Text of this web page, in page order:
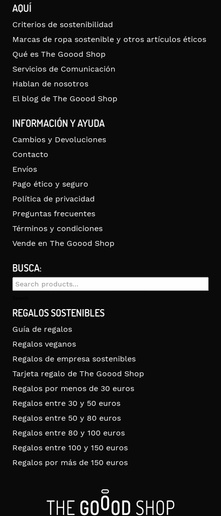
AQUÍ
Criterios de sostenibilidad
Marcas de ropa sostenible y otros artículos éticos
Qué es The Goood Shop
Servicios de Comunicación
Hablan de nosotros
El blog de The Goood Shop
INFORMACIÓN Y AYUDA
Cambios y Devoluciones
Contacto
Envíos
Pago ético y seguro
Política de privacidad
Preguntas frecuentes
Términos y condiciones
Vende en The Goood Shop
BUSCA:
Search
REGALOS SOSTENIBLES
Guía de regalos
Regalos veganos
Regalos de empresa sostenibles
Tarjeta regalo de The Goood Shop
Regalos por menos de 30 euros
Regalos entre 30 y 50 euros
Regalos entre 50 y 80 euros
Regalos entre 80 y 100 euros
Regalos entre 100 y 150 euros
Regalos por más de 150 euros